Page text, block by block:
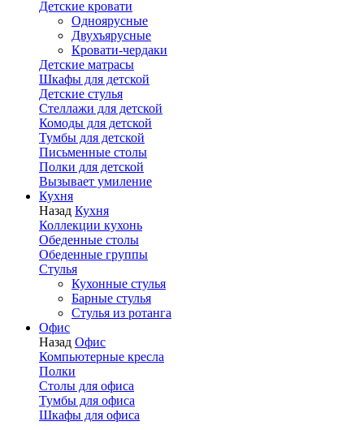
Детские кровати
Одноярусные
Двухъярусные
Кровати-чердаки
Детские матрасы
Шкафы для детской
Детские стулья
Стеллажи для детской
Комоды для детской
Тумбы для детской
Письменные столы
Полки для детской
Вызывает умиление
Кухня
Назад Кухня
Коллекции кухонь
Обеденные столы
Обеденные группы
Стулья
Кухонные стулья
Барные стулья
Стулья из ротанга
Офис
Назад Офис
Компьютерные кресла
Полки
Столы для офиса
Тумбы для офиса
Шкафы для офиса